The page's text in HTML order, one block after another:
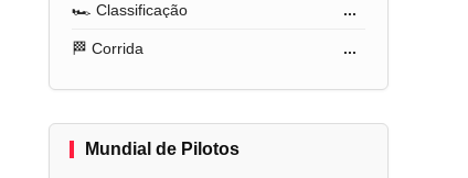
🏎️ Classificação ...
🏁 Corrida ...
Mundial de Pilotos